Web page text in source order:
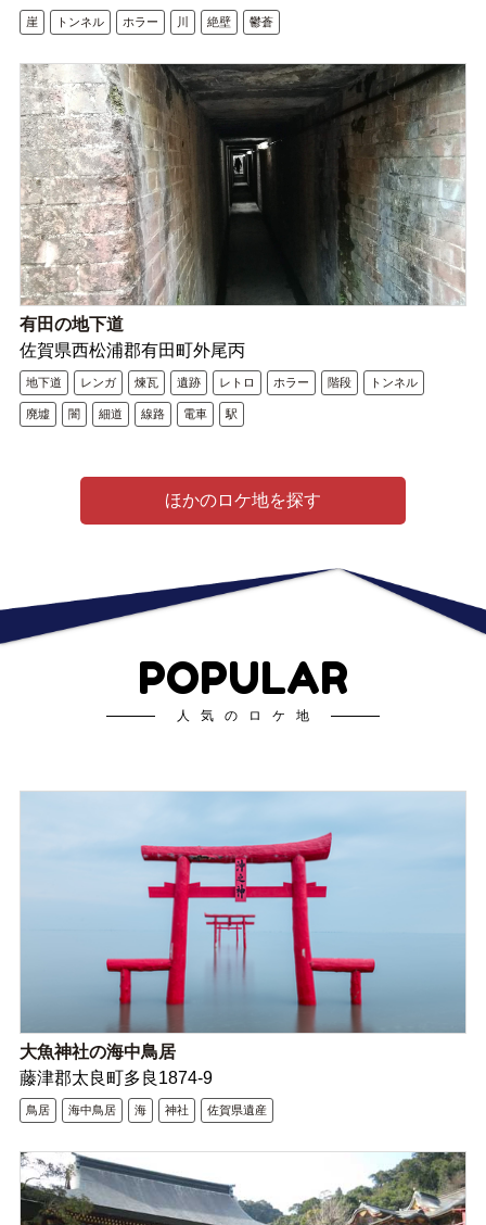
崖 トンネル ホラー 川 絶壁 鬱蒼
有田の地下道
佐賀県西松浦郡有田町外尾丙
地下道 レンガ 煉瓦 遺跡 レトロ ホラー 階段 トンネル
廃墟 闇 細道 線路 電車 駅
ほかのロケ地を探す
POPULAR
人気のロケ地
大魚神社の海中鳥居
藤津郡太良町多良1874-9
鳥居 海中鳥居 海 神社 佐賀県遺産